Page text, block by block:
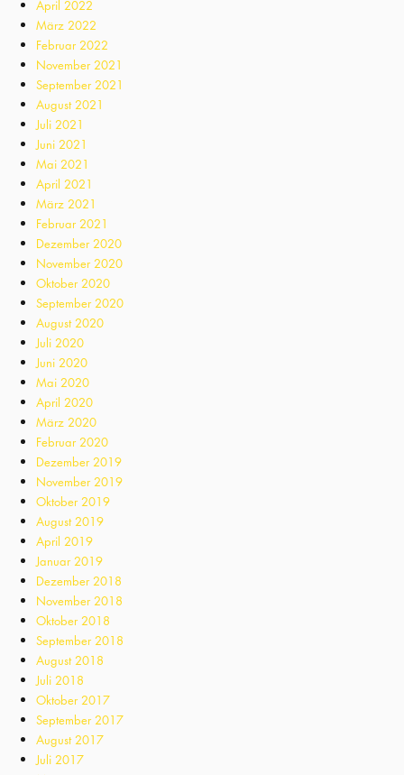
April 2022
März 2022
Februar 2022
November 2021
September 2021
August 2021
Juli 2021
Juni 2021
Mai 2021
April 2021
März 2021
Februar 2021
Dezember 2020
November 2020
Oktober 2020
September 2020
August 2020
Juli 2020
Juni 2020
Mai 2020
April 2020
März 2020
Februar 2020
Dezember 2019
November 2019
Oktober 2019
August 2019
April 2019
Januar 2019
Dezember 2018
November 2018
Oktober 2018
September 2018
August 2018
Juli 2018
Oktober 2017
September 2017
August 2017
Juli 2017